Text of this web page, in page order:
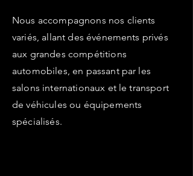
Nous accompagnons nos clients
variés, allant des événements privés
aux grandes compétitions
automobiles, en passant par les
salons internationaux et le transport
de véhicules ou équipements
spécialisés.